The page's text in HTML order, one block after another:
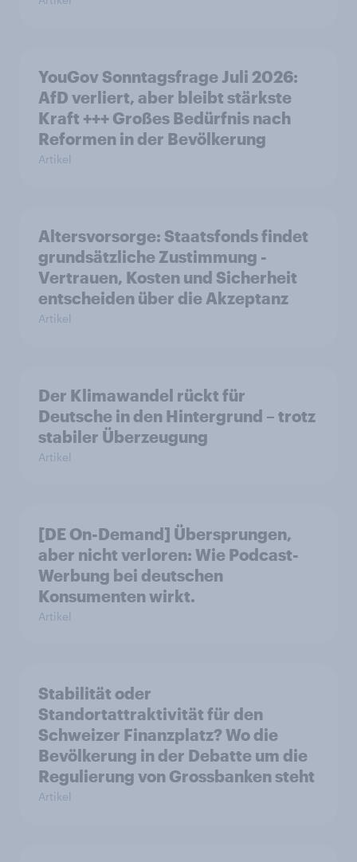
YouGov Sonntagsfrage Juli 2026:
AfD verliert, aber bleibt stärkste
Kraft +++ Großes Bedürfnis nach
Reformen in der Bevölkerung
Artikel
Altersvorsorge: Staatsfonds findet
grundsätzliche Zustimmung -
Vertrauen, Kosten und Sicherheit
entscheiden über die Akzeptanz
Artikel
Der Klimawandel rückt für
Deutsche in den Hintergrund – trotz
stabiler Überzeugung
Artikel
[DE On-Demand] Übersprungen,
aber nicht verloren: Wie Podcast-
Werbung bei deutschen
Konsumenten wirkt.
Artikel
Stabilität oder
Standortattraktivität für den
Schweizer Finanzplatz? Wo die
Bevölkerung in der Debatte um die
Regulierung von Grossbanken steht
Artikel